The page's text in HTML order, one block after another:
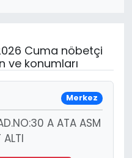
Cuma nöbetçi
ve konumları
Merkez
A ATA ASM
ALTI